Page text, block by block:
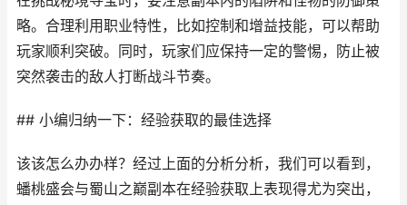
略。合理利用职业特性，比如控制和增益技能，可以帮助
玩家顺利突破。同时，玩家们应保持一定的警惕，防止被
突然袭击的敌人打断战斗节奏。
## 小编归纳一下：经验获取的最佳选择
该该怎么办办样？经过上面的分析分析，我们可以看到，
蟠桃盛会与蜀山之巅副本在经验获取上表现得尤为突出，